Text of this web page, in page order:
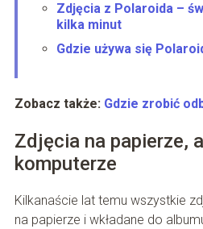
Zdjęcia z Polaroida –
kilka minut
Gdzie używa się
Zobacz także: Gdzie zrobić
Zdjęcia na papierze,
komputerze
Kilkanaście lat temu wszystkie
na papierze i wkładane do